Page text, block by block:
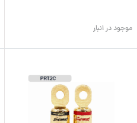
موجود در انبار